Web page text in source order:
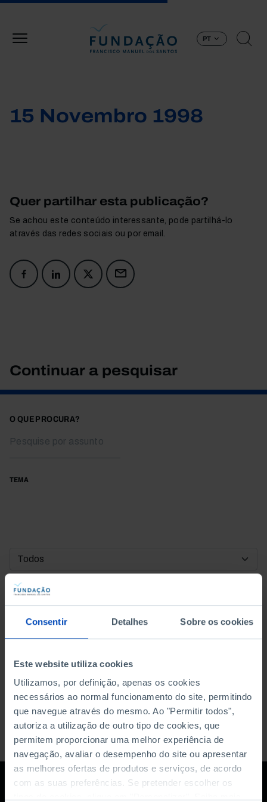
Consentir Detalhes Sobre os cookies
Este website utiliza cookies
Utilizamos, por definição, apenas os cookies
necessários ao normal funcionamento do site, permitindo
que navegue através do mesmo. Ao "Permitir todos",
autoriza a utilização de outro tipo de cookies, que
permitem proporcionar uma melhor experiência de
navegação, avaliar o desempenho do site ou apresentar
as melhores ofertas de produtos e serviços, de acordo
com as suas preferências. Se pretender escolher os
PT
15 Novembro 1998
Quer partilhar esta publicação?
Se achou este conteúdo interessante, pode partilhá-lo
através das redes sociais ou por email.
Continuar a pesquisar
O QUE PROCURA?
TEMA
DATA DE INÍCIO
DATA DE FIM